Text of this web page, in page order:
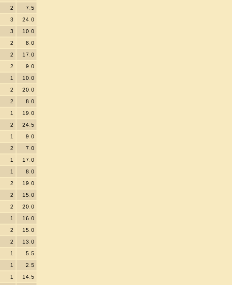
2
7.5
3
24.0
3
10.0
2
8.0
2
17.0
2
9.0
1
10.0
2
20.0
2
8.0
1
19.0
2
24.5
1
9.0
2
7.0
1
17.0
1
8.0
2
19.0
2
15.0
2
20.0
1
16.0
2
15.0
2
13.0
1
5.5
1
2.5
1
14.5